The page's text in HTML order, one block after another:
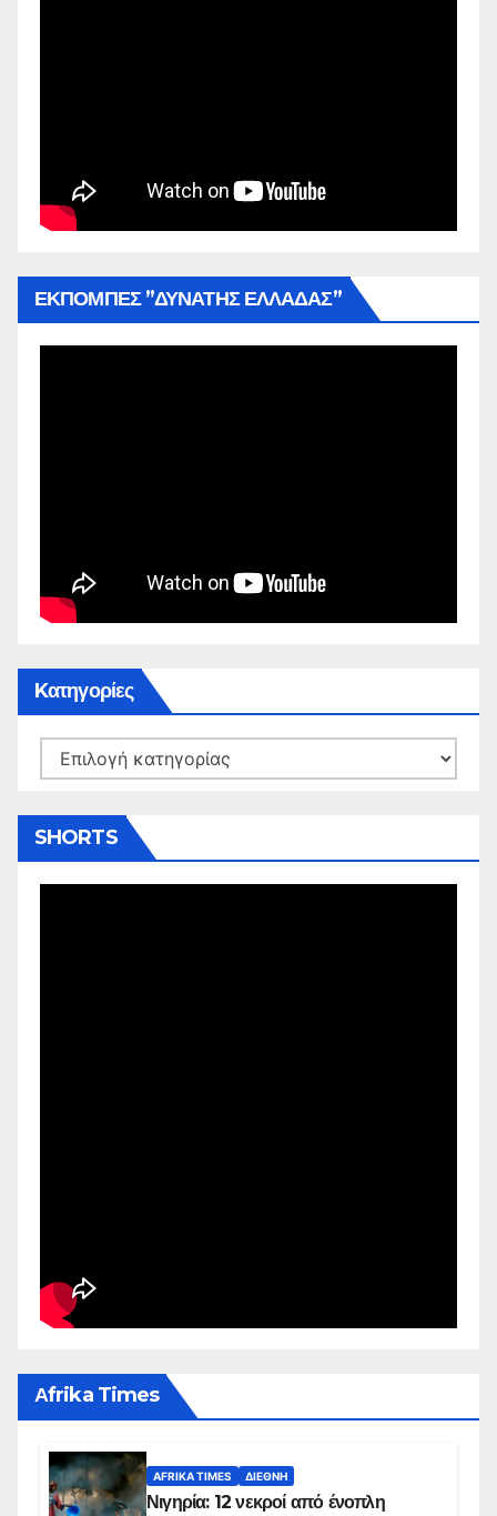
ΕΚΠΟΜΠΕΣ ”ΔΥΝΑΤΗΣ ΕΛΛΑΔΑΣ”
Kατηγορίες
Kατηγορίες
SHORTS
Αfrika Times
AFRIKA TIMES ΔΙΕΘΝΉ
Νιγηρία: 12 νεκροί από ένοπλη